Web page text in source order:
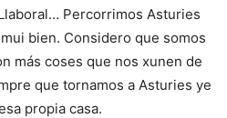
Percorrimos Asturies
bien. Considero que somos
más coses que nos xunen de
que tornamos a Asturies ye
propia casa.